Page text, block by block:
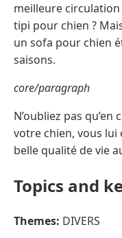
meilleure circulation
tipi pour chien ?
un sofa pour chien
saisons.
core/paragraph
N’oubliez pas
votre chien, vous
belle qualité de vie
Topics and
Themes: DIVERS